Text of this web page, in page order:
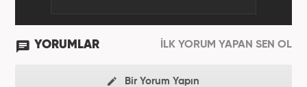
YORUMLAR İLK YORUM YAPAN SEN OL
Bir Yorum Yapın